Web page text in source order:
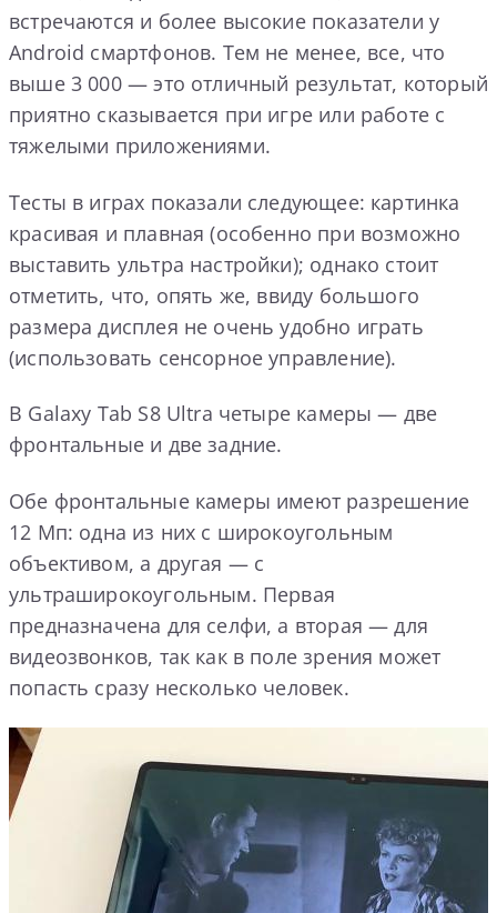
встречаются и более высокие показатели у
Android смартфонов. Тем не менее, все, что
выше 3 000 — это отличный результат, который
приятно сказывается при игре или работе с
тяжелыми приложениями.
Тесты в играх показали следующее: картинка
красивая и плавная (особенно при возможно
выставить ультра настройки); однако стоит
отметить, что, опять же, ввиду большого
размера дисплея не очень удобно играть
(использовать сенсорное управление).
В Galaxy Tab S8 Ultra четыре камеры — две
фронтальные и две задние.
Обе фронтальные камеры имеют разрешение
12 Мп: одна из них с широкоугольным
объективом, а другая — с
ультраширокоугольным. Первая
предназначена для селфи, а вторая — для
видеозвонков, так как в поле зрения может
попасть сразу несколько человек.